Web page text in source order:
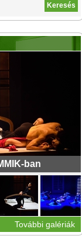
ban
További galériák